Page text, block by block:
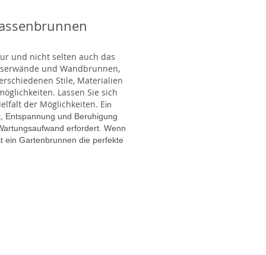
und nicht selten auch das
und Wandbrunnen,
Stile, Materialien
Lassen Sie sich
der Möglichkeiten. Ein
Entspannung und Beruhigung
erfordert. Wenn
ein Gartenbrunnen die perfekte